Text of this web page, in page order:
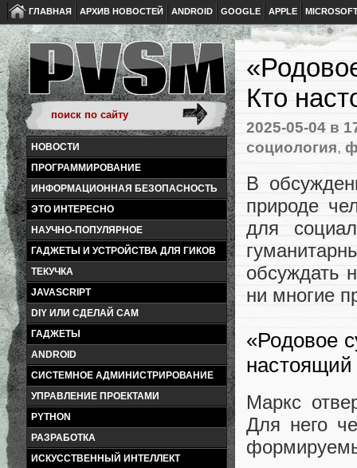
ГЛАВНАЯ АРХИВ НОВОСТЕЙ ANDROID GOOGLE APPLE
НОВОСТИ
ПРОГРАММИРОВАНИЕ
ИНФОРМАЦИОННАЯ БЕЗОПАСНОСТЬ
ЭТО ИНТЕРЕСНО
НАУЧНО-ПОПУЛЯРНОЕ
ГАДЖЕТЫ И УСТРОЙСТВА ДЛЯ ГИКОВ
ТЕКУЧКА
JAVASCRIPT
DIY ИЛИ СДЕЛАЙ САМ
ГАДЖЕТЫ
ANDROID
СИСТЕМНОЕ АДМИНИСТРИРОВАНИЕ
УПРАВЛЕНИЕ ПРОЕКТАМИ
PYTHON
РАЗРАБОТКА
ИСКУССТВЕННЫЙ ИНТЕЛЛЕКТ
Кто
2025-05-04 в
социология,
В
природе
для
обсуждать
ни многие
«Родовое
настоящий
Маркс
Для него